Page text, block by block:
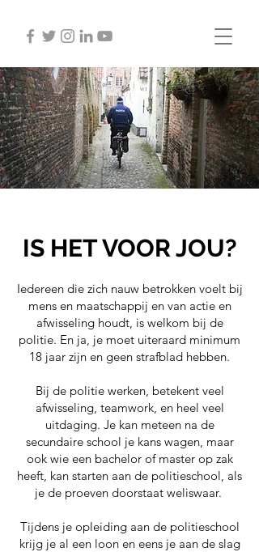
IS HET VOOR JOU?
Iedereen die zich nauw betrokken voelt bij
mens en maatschappij en van actie en
afwisseling houdt, is welkom bij de
politie. En ja, je moet uiteraard minimum
18 jaar zijn en geen strafblad hebben.
Bij de politie werken, betekent veel
afwisseling, teamwork, en heel veel
uitdaging. Je kan meteen na de
secundaire school je kans wagen, maar
ook wie een bachelor of master op zak
heeft, kan starten aan de politieschool, als
je de proeven doorstaat weliswaar.
Tijdens je opleiding aan de politieschool
krijg je al een loon en eens je aan de slag